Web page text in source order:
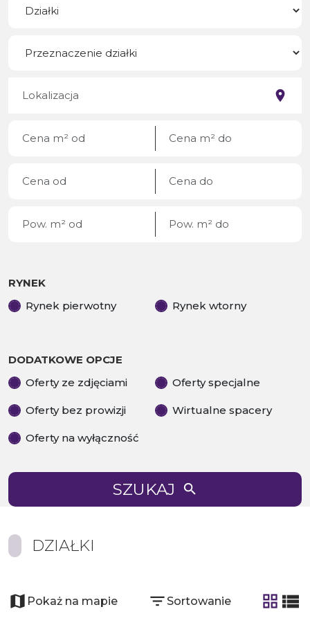
RYNEK
Rynek pierwotny
Rynek wtorny
DODATKOWE OPCJE
Oferty ze zdjęciami
Oferty specjalne
Oferty bez prowizji Wirtualne spacery
Oferty na wyłączność
SZUKAJ
DZIAŁKI
Pokaż na mapie Sortowanie
tabela